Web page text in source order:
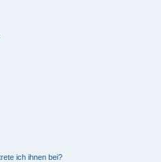
ich ihnen bei?